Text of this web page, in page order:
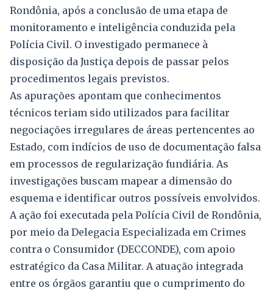
Rondônia, após a conclusão de uma etapa de
monitoramento e inteligência conduzida pela
Polícia Civil. O investigado permanece à
disposição da Justiça depois de passar pelos
procedimentos legais previstos.
As apurações apontam que conhecimentos
técnicos teriam sido utilizados para facilitar
negociações irregulares de áreas pertencentes ao
Estado, com indícios de uso de documentação falsa
em processos de regularização fundiária. As
investigações buscam mapear a dimensão do
esquema e identificar outros possíveis envolvidos.
A ação foi executada pela Polícia Civil de Rondônia,
por meio da Delegacia Especializada em Crimes
contra o Consumidor (DECCONDE), com apoio
estratégico da Casa Militar. A atuação integrada
entre os órgãos garantiu que o cumprimento do